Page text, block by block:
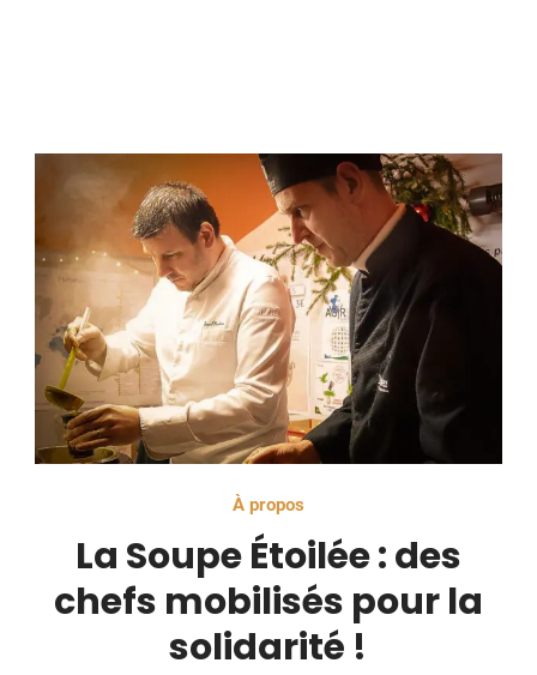
À propos
La Soupe Étoilée : des
chefs mobilisés pour la
solidarité !